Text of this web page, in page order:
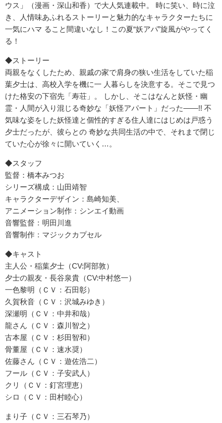
ウス」（漫画・深山和香）で大人気連載中。 時に笑い、時に泣
き、人情味あふれるストーリーと魅力的なキャラクターたちに
一気にハマ ること間違いなし！この夏“妖アパ”旋風がやってく
る！
◆ストーリー
両親をなくしたため、親戚の家で肩身の狭い生活をしていた稲
葉夕士は、高校入学を機に一 人暮らしを決意する。そこで見つ
けた格安の下宿先「寿荘」。 しかし、そこはなんと妖怪・幽
霊・人間が入り混じる奇妙な「妖怪アパート」だった――!! 不
気味な姿をした妖怪達と個性的すぎる住人達にはじめは戸惑う
夕士だったが、彼らとの 奇妙な共同生活の中で、それまで閉じ
ていた心が徐々に開いていく…。
◆スタッフ
監督：橋本みつお
シリーズ構成：山田靖智
キャラクターデザイン：島崎知美、
アニメーション制作：シンエイ動画
音響監督：明田川進
音響制作：マジックカプセル
◆キャスト
主人公・稲葉夕士（CV:阿部敦）
夕士の親友・長谷泉貴（CV:中村悠一）
一色黎明（ＣＶ：石田彰）
久賀秋音（ＣＶ：沢城みゆき）
深瀬明（ＣＶ：中井和哉）
龍さん（ＣＶ：森川智之）
古本屋（ＣＶ：杉田智和）
骨董屋（ＣＶ：速水奨）
佐藤さん（ＣＶ：遊佐浩二）
フール（ＣＶ：子安武人）
クリ（ＣＶ：釘宮理恵）
シロ（ＣＶ：田村睦心）
まり子（ＣＶ：三石琴乃）